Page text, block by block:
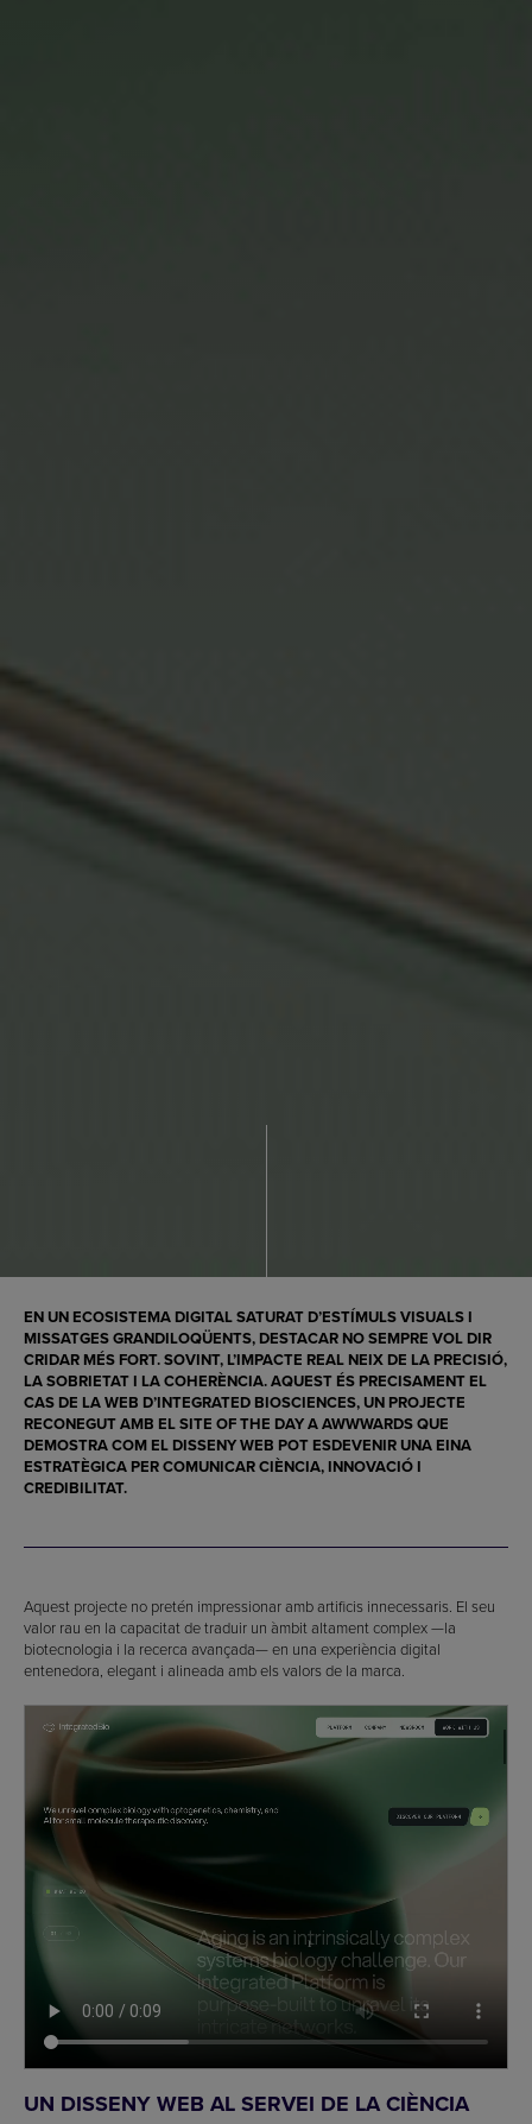
EN UN ECOSISTEMA DIGITAL SATURAT D’ESTÍMULS VISUALS I
MISSATGES GRANDILOQÜENTS, DESTACAR NO SEMPRE VOL DIR
CRIDAR MÉS FORT. SOVINT, L’IMPACTE REAL NEIX DE LA PRECISIÓ,
LA SOBRIETAT I LA COHERÈNCIA. AQUEST ÉS PRECISAMENT EL
CAS DE LA WEB D’INTEGRATED BIOSCIENCES, UN PROJECTE
RECONEGUT AMB ELSITE OF THE DAY A AWWWARDSQUE
DEMOSTRA COM EL DISSENY WEB POT ESDEVENIR UNA EINA
ESTRATÈGICA PER COMUNICAR CIÈNCIA, INNOVACIÓ I
CREDIBILITAT.
Aquest projecte no pretén impressionar amb artificis innecessaris. El seu
valor rau en la capacitat de traduir un àmbit altament complex —la
biotecnologia i la recerca avançada— en una experiència digital
entenedora, elegant i alineada amb els valors de la marca.
UN DISSENY WEB AL SERVEI DE LA CIÈNCIA